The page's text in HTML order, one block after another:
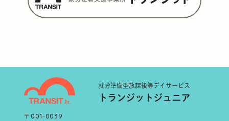
就労準備型放課後等デイサービス
トランジットジュニア
〒001-0039